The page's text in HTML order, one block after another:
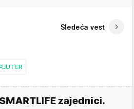
Sledeća vest
zajednici.